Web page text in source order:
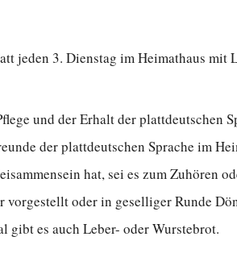
jeden 3. Dienstag im Heimathaus mit
und der Erhalt der plattdeutschen
der plattdeutschen Sprache im
hat, sei es zum Zuhören
oder in geselliger Runde
gibt es auch Leber- oder Wurstebrot.